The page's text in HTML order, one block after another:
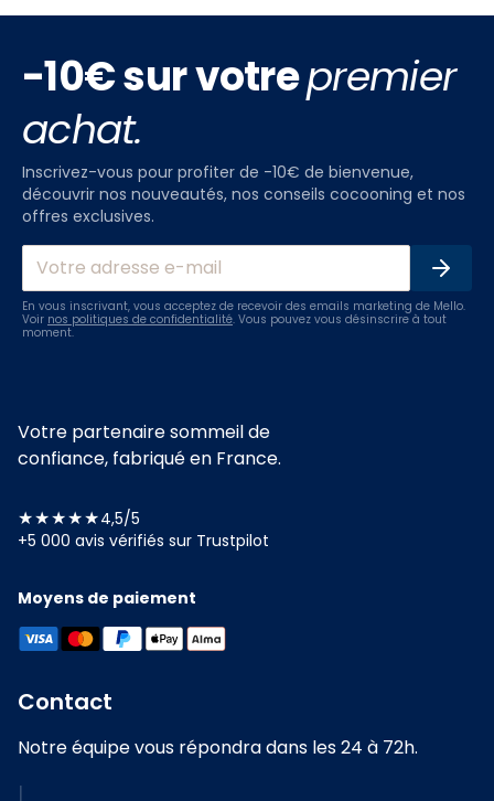
-10€ sur votrepremier
achat.
Inscrivez-vous pour profiter de -10€ de bienvenue,
découvrir nos nouveautés, nos conseils cocooning et nos
offres exclusives.
En vous inscrivant, vous acceptez de recevoir des emails marketing de Mello.
Voir nos politiques de confidentialité. Vous pouvez vous désinscrire à tout
moment.
Votre partenaire sommeil de
confiance, fabriqué en France.
★★★★★4,5/5
+5 000 avis vérifiés sur Trustpilot
Moyens de paiement
Contact
Notre équipe vous répondra dans les 24 à 72h.
|